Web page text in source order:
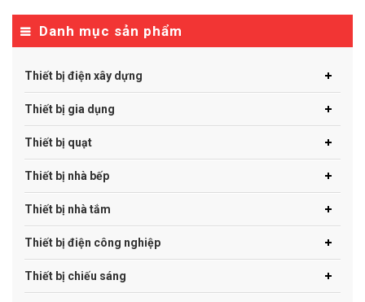
Danh mục sản phẩm
Thiết bị điện xây dựng
Thiết bị gia dụng
Thiết bị quạt
Thiết bị nhà bếp
Thiết bị nhà tắm
Thiết bị điện công nghiệp
Thiết bị chiếu sáng